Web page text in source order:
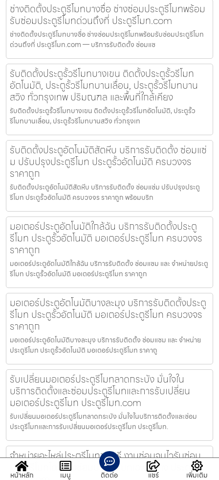
ช่างติดตั้งประตูรีโมทบางซื่อ ช่างซ่อมประตูรีโมทพร้อม
รับซ่อมประตูรีโมทด่วนถึงที่ ประตูรีโมท.com
ช่างติดตั้งประตูรีโมทบางซื่อ ช่างซ่อมประตูรีโมทพร้อมรับซ่อมประตูรีโมท
ด่วนถึงที่ ประตูรีโมท.com — บริการรับติดตั้ง ซ่อมแซ
รับติดตั้งประตูรั้วรีโมทบางเขน ติดตั้งประตูรั้วรีโมท
อัตโนมัติ, ประตูรั้วรีโมทบานเลื่อน, ประตูรั้วรีโมทบาน
สวิง ทั่วกรุงเทพ ปริมณฑล และพื้นที่ใกล้เคียง
รับติดตั้งประตูรั้วรีโมทบางเขน ติดตั้งประตูรั้วรีโมทอัตโนมัติ, ประตูรั้ว
รีโมทบานเลื่อน, ประตูรั้วรีโมทบานสวิง ทั่วกรุงเท
รับติดตั้งประตูอัตโนมัติสัตหีบ บริการรับติดตั้ง ซ่อมแซ่
ม ปรับปรุงประตูรีโมท ประตูรั้วอัตโนมัติ ครบวงจร
ราคาถูก
รับติดตั้งประตูอัตโนมัติสัตหีบ บริการรับติดตั้ง ซ่อมแซ่ม ปรับปรุงประตู
รีโมท ประตูรั้วอัตโนมัติ ครบวงจร ราคาถูก พร้อมบริก
มอเตอร์ประตูอัตโนมัติใกล้ฉัน บริการรับติดตั้งประตู
รีโมท ประตูรั้วอัตโนมัติ มอเตอร์ประตูรีโมท ครบวงจร
ราคาถูก
มอเตอร์ประตูอัตโนมัติใกล้ฉัน บริการรับติดตั้ง ซ่อมแซม และ จำหน่ายประตู
รีโมท ประตูรั้วอัตโนมัติ มอเตอร์ประตูรีโมท ราคาถูก
มอเตอร์ประตูอัตโนมัติบางละมุง บริการรับติดตั้งประตู
รีโมท ประตูรั้วอัตโนมัติ มอเตอร์ประตูรีโมท ครบวงจร
ราคาถูก
มอเตอร์ประตูอัตโนมัติบางละมุง บริการรับติดตั้ง ซ่อมแซม และ จำหน่าย
ประตูรีโมท ประตูรั้วอัตโนมัติ มอเตอร์ประตูรีโมท ราคาถู
รับเปลี่ยนมอเตอร์ประตูรีโมทลาดกระบัง มั่นใจใน
บริการติดตั้งและซ่อมประตูรีโมทและการรับเปลี่ยน
มอเตอร์ประตูรีโมท ประตูรีโมท.com
รับเปลี่ยนมอเตอร์ประตูรีโมทลาดกระบัง มั่นใจในบริการติดตั้งและซ่อม
ประตูรีโมทและการรับเปลี่ยนมอเตอร์ประตูรีโมท ประตูรีโมท.
จำหน่ายอะไหล่ประตูรีโมทชลบุรี งานซ่อมจบไวรับซ่อม
ประตูรีโมทโดยช่างซ่อมประตูรีโมทเฉพาะทาง ประตู
หน้าหลัก เมนู ติดต่อ แชร์ เพิ่มเติม